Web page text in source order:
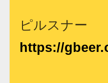
ピルスナー
https://